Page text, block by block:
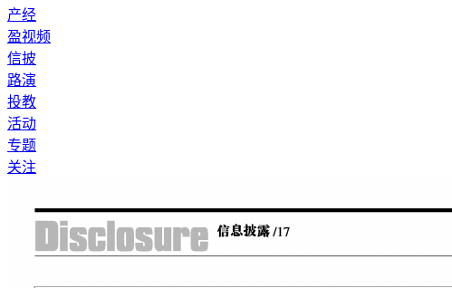
产经
盈视频
信披
路演
投教
活动
专题
关注